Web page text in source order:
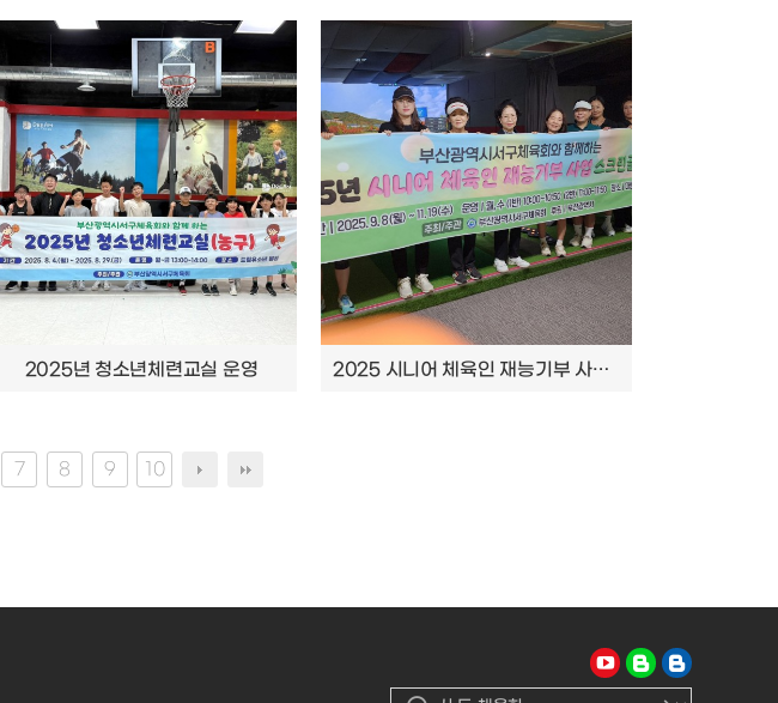
2025년 청소년체련교실 운영 2025 시니어 체육인 재능기부 사업 운영
7 8 9 10